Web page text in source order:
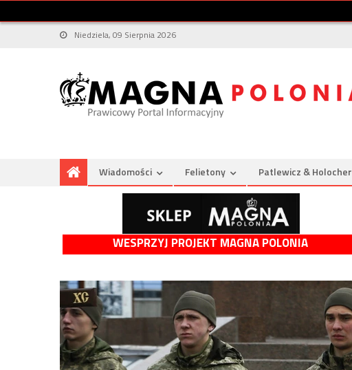
Niedziela, 09 Sierpnia 2026
Wiadomości Felietony Patlewicz & Holocher
WESPRZYJ PROJEKT MAGNA POLONIA